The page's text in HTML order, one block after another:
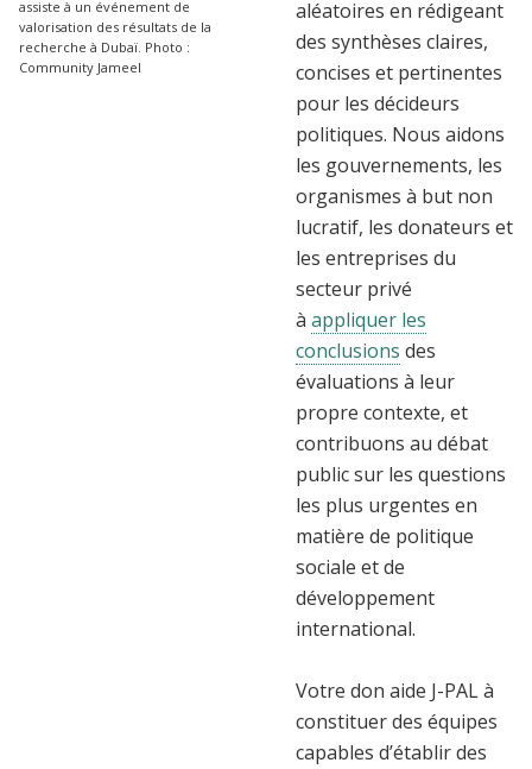
assiste à un événement de
valorisation des résultats de la
recherche à Dubaï. Photo :
Community Jameel
aléatoires en rédigeant
des synthèses claires,
concises et pertinentes
pour les décideurs
politiques. Nous aidons
les gouvernements, les
organismes à but non
lucratif, les donateurs et
les entreprises du
secteur privé
à appliquer les
conclusions des
évaluations à leur
propre contexte, et
contribuons au débat
public sur les questions
les plus urgentes en
matière de politique
sociale et de
développement
international.
Votre don aide J-PAL à
constituer des équipes
capables d’établir des